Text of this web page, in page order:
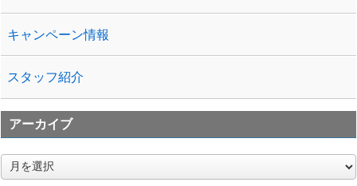
キャンペーン情報
スタッフ紹介
アーカイブ
ア
ー